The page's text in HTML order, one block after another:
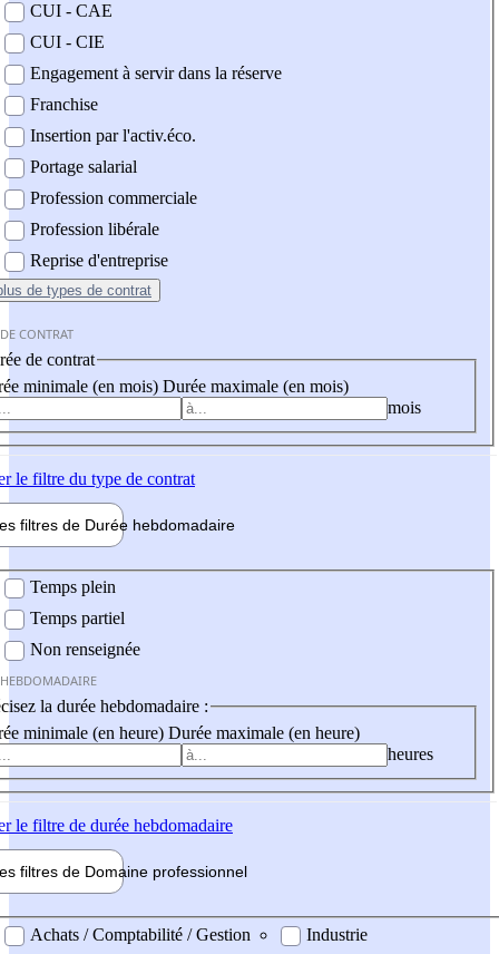
CUI - CAE
CUI - CIE
Engagement à servir dans la réserve
Franchise
Insertion par l'activ.éco.
Portage salarial
Profession commerciale
Profession libérale
Reprise d'entreprise
de types de contrat
CONTRAT
de contrat
minimale (en mois) Durée maximale (en mois)
mois
le filtre du type de contrat
filtres de Durée hebdomadaire
Temps plein
Temps partiel
Non renseignée
la durée hebdomadaire :
minimale (en heure) Durée maximale (en heure)
heures
le filtre de durée hebdomadaire
filtres de Domaine professionnel
professionel
Achats / Comptabilité / Gestion
Industrie